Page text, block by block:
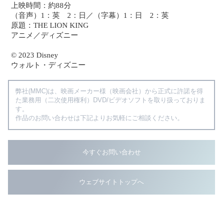
上映時間：約88分
（音声）1：英 2：日／（字幕）1：日 2：英
原題：THE LION KING
アニメ／ディズニー
© 2023 Disney
ウォルト・ディズニー
弊社(MMC)は、映画メーカー様（映画会社）から正式に許諾を得
た業務用（二次使用権利）DVD/ビデオソフトを取り扱っておりま
す。
作品のお問い合わせは下記よりお気軽にご相談ください。
今すぐお問い合わせ
ウェブサイトトップへ